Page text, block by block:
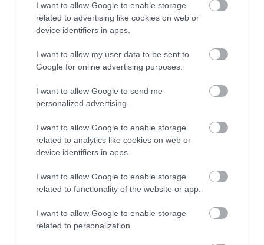
I want to allow Google to enable storage
related to advertising like cookies on web or
device identifiers in apps.
I want to allow my user data to be sent to
Google for online advertising purposes.
I want to allow Google to send me
personalized advertising.
I want to allow Google to enable storage
related to analytics like cookies on web or
device identifiers in apps.
I want to allow Google to enable storage
related to functionality of the website or app.
I want to allow Google to enable storage
related to personalization.
TELJESEN ÚJRAINDUL A P...
2026. augusztus 07|Mindenki ügye
DIGITÁLIS TANULÁS ELŐNYEI
2026. augusztus 07|Promóció
ÚJRAINDULNAK A KORÁBBAN
LEÁLLÍTOTT SZOLGÁLTATÁSOK AZ EGRI...
Eger ügye